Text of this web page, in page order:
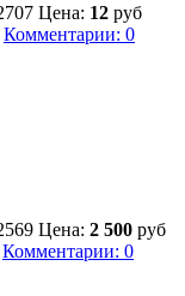
Цена: 12 руб
Комментарии: 0
Цена: 2 500 руб
Комментарии: 0